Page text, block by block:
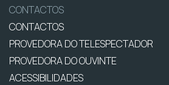
CONTACTOS
CONTACTOS
PROVEDORA DO TELESPECTADOR
PROVEDORA DO OUVINTE
ACESSIBILIDADES